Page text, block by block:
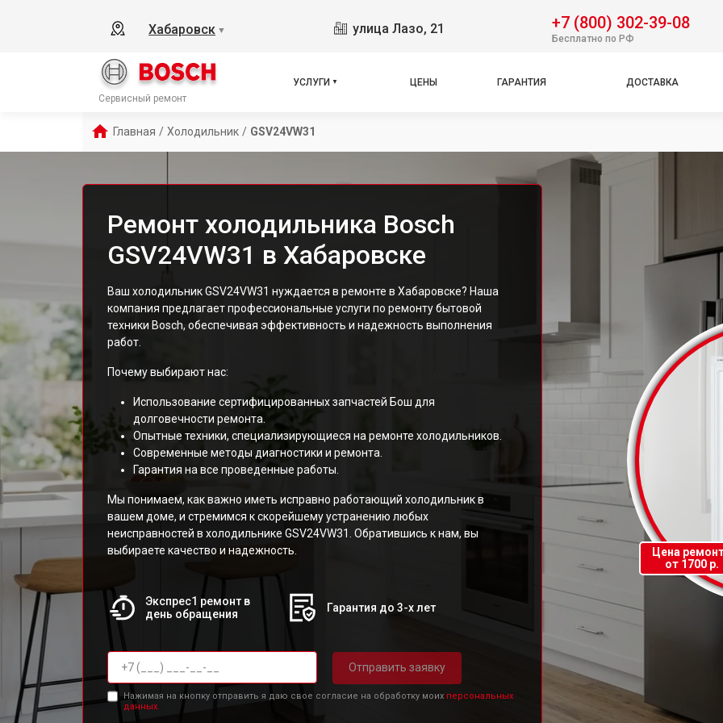
Хабаровск ▼ улица Лазо, 21 +7 (800) 302-39-08
Бесплатно по РФ
Сервисный ремонт
УСЛУГИ ЦЕНЫ ГАРАНТИЯ ДОСТАВКА
Главная / Холодильник / GSV24VW31
Ремонт холодильника Bosch
GSV24VW31 в Хабаровске
Ваш холодильник GSV24VW31 нуждается в ремонте в Хабаровске? Наша
компания предлагает профессиональные услуги по ремонту бытовой
техники Bosch, обеспечивая эффективность и надежность выполнения
работ.
Почему выбирают нас:
Использование сертифицированных запчастей Бош для
долговечности ремонта.
Опытные техники, специализирующиеся на ремонте холодильников.
Современные методы диагностики и ремонта.
Гарантия на все проведенные работы.
Мы понимаем, как важно иметь исправно работающий холодильник в
вашем доме, и стремимся к скорейшему устранению любых
неисправностей в холодильнике GSV24VW31. Обратившись к нам, вы
выбираете качество и надежность.
Экспрес1 ремонт в
день обращения
Гарантия до 3-х лет
Отправить заявку
Нажимая на кнопку отправить я даю свое согласие на обработку моих персональных
данных.
Цена
от 1700 р.